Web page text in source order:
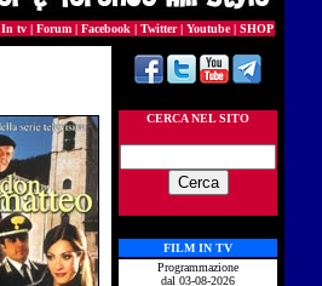
In tv | Forum | Facebook | Twitter| Youtube| SHOP
CERCA NEL SITO
FILM IN TV
Programmazione
dal 03-08-2026